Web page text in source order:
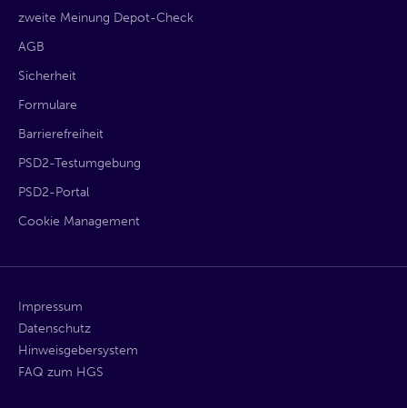
zweite Meinung Depot-Check
AGB
Sicherheit
Formulare
Barrierefreiheit
PSD2-Testumgebung
PSD2-Portal
Cookie Management
Impressum
Datenschutz
Hinweisgebersystem
FAQ zum HGS